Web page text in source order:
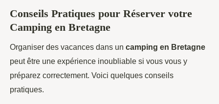
Conseils Pratiques pour Réserver votre
Camping en Bretagne
Organiser des vacances dans un camping en Bretagne
peut être une expérience inoubliable si vous vous y
préparez correctement. Voici quelques conseils
pratiques.